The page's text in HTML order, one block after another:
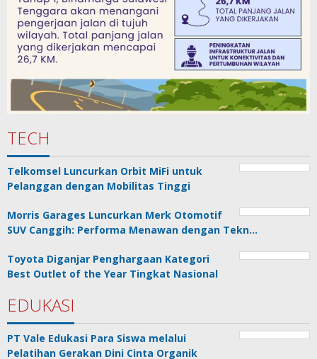
TECH
Telkomsel Luncurkan Orbit MiFi untuk
Pelanggan dengan Mobilitas Tinggi
Morris Garages Luncurkan Merk Otomotif
SUV Canggih: Performa Menawan dengan Tekn…
Toyota Diganjar Penghargaan Kategori
Best Outlet of the Year Tingkat Nasional
EDUKASI
PT Vale Edukasi Para Siswa melalui
Pelatihan Gerakan Dini Cinta Organik